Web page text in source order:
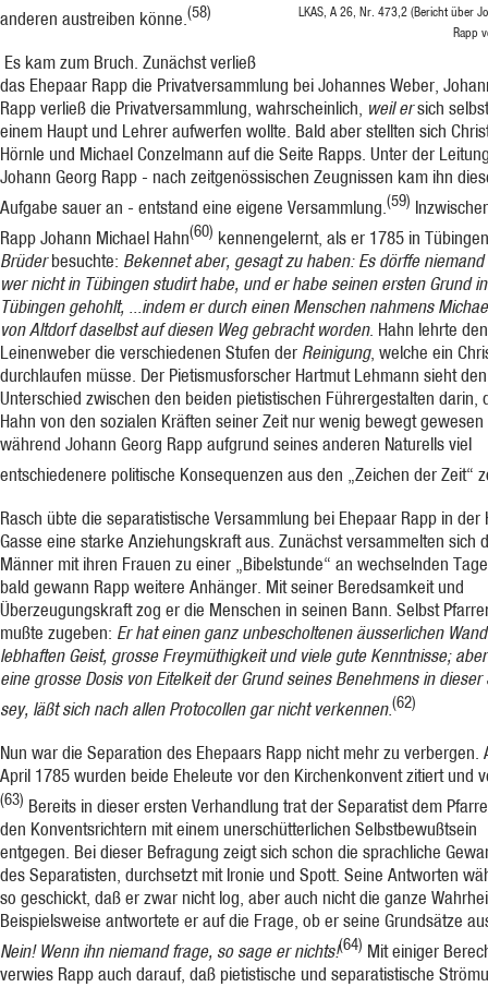
LKAS, A 26, Nr. 473,2 (Bericht über
Rapp
anderen austreiben könne. (58)
Es kam zum Bruch. Zunächst verließ
das Ehepaar Rapp die Privatversammlung bei Johannes Weber,
Rapp verließ die Privatversammlung, wahrscheinlich, weil ersich
einem Haupt und Lehrer aufwerfen wollte. Bald aber stellten sich
Hörnle und Michael Conzelmann auf die Seite Rapps. Unter der
Johann Georg Rapp - nach zeitgenössischen Zeugnissen kam ihn
Aufgabe sauer an - entstand eine eigene Versammlung. (59)
Rapp Johann Michael Hahn(60) kennengelernt, als er 1785 in
Brüderbesuchte: Bekennet aber, gesagt zu haben: Es dörffe
wer nicht in Tübingen studirt habe, und er habe seinen er­sten Grund in
Tübingen gehohlt, ...indem er durch einen Menschen nahmens
von Altdorf daselbst auf diesen Weg gebracht worden. Hahn lehrte
Leinen­weber die verschiedenen Stufen der Reinigung, welche ein
durchlaufen müsse. Der Pietismusforscher Hartmut Lehmann sieht den
Unterschied zwischen den beiden pietistischen Führergestalten darin,
Hahn von den sozialen Kräften seiner Zeit nur wenig bewegt gewesen
während Johann Georg Rapp aufgrund seines anderen Naturells viel
entschiedenere politische Konsequenzen aus den „Zeichen der Zeit“
Rasch übte die separatistische Versammlung bei Ehepaar Rapp in der
Gasse eine starke Anziehungskraft aus. Zunächst versammelten sich
Männer mit ihren Frauen zu einer „Bibelstunde“ an wechselnden
bald gewann Rapp weitere Anhänger. Mit seiner Beredsamkeit und
Überzeugungskraft zog er die Menschen in seinen Bann. Selbst
mußte zugeben: Er hat einen ganz unbescholtenen äusserlichen
lebhaften Geist, grosse Freymüthigkeit und viele gute Kenntnisse;
eine grosse Dosis von Eitel­keit der Grund seines Benehmens in dieser
sey, läßt sich nach allen Protocollen gar nicht verkennen.(62)
Nun war die Separation des Ehepaars Rapp nicht mehr zu verbergen.
April 1785 wurden beide Eheleute vor den Kirchenkonvent zitiert und
(63) Bereits in dieser ersten Verhandlung trat der Separatist dem
den Konventsrichtern mit einem unerschüt­terlichen Selbstbewußtsein
entgegen. Bei dieser Befragung zeigt sich schon die sprachliche
des Separatisten, durchsetzt mit Ironie und Spott. Seine Antworten
so geschickt, daß er zwar nicht log, aber auch nicht die ganze
Beispielsweise antwortete er auf die Frage, ob er seine Grundsätze
Nein! Wenn ihn niemand frage, so sage er nichts!(64) Mit einiger
verwies Rapp auch darauf, daß pietistische und separatistische